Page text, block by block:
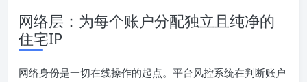
网络层：为每个账户分配独立且纯净的
住宅IP
网络身份是一切在线操作的起点。平台风控系统在判断账户